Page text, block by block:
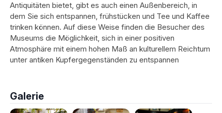
Antiquitäten bietet, gibt es auch einen Außenbereich, in
dem Sie sich entspannen, frühstücken und Tee und Kaffee
trinken können. Auf diese Weise finden die Besucher des
Museums die Möglichkeit, sich in einer positiven
Atmosphäre mit einem hohen Maß an kulturellem Reichtum
unter antiken Kupfergegenständen zu entspannen
Galerie